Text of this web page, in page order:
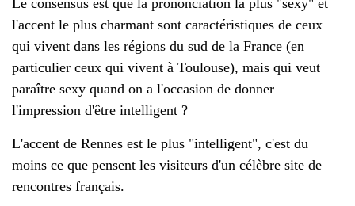
l'accent le plus charmant sont caractéristiques de ceux
qui vivent dans les régions du sud de la France (en
particulier ceux qui vivent à Toulouse), mais qui veut
paraître sexy quand on a l'occasion de donner
l'impression d'être intelligent ?
L'accent de Rennes est le plus "intelligent", c'est du
moins ce que pensent les visiteurs d'un célèbre site de
rencontres français.